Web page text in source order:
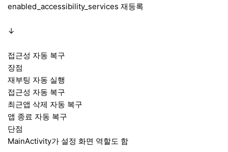
enabled_accessibility_services 재등록
↓
접근성 자동 복구
장점
재부팅 자동 실행
접근성 자동 복구
최근앱 삭제 자동 복구
앱 종료 자동 복구
단점
MainActivity가 설정 화면 역할도 함